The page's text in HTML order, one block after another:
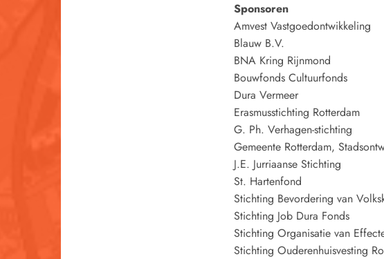
Sponsoren
Amvest Vastgoedontwikkeling
Blauw B.V.
BNA Kring Rijnmond
Bouwfonds Cultuurfonds
Dura Vermeer
Erasmusstichting Rotterdam
G. Ph. Verhagen-stichting
Gemeente Rotterdam,
J.E. Jurriaanse Stichting
St. Hartenfond
Stichting Bevordering van
Stichting Job Dura Fonds
Stichting Organisatie van
Stichting Ouderenhuisvesting